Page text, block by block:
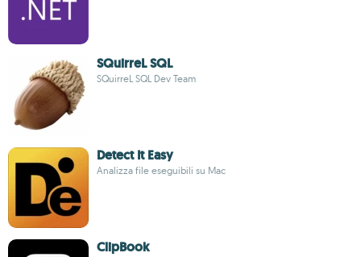
SQuirreL SQL
SQuirreL SQL Dev Team
Detect It Easy
Analizza file eseguibili su Mac
ClipBook